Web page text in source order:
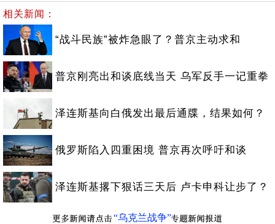
相关新闻：
“战斗民族”被炸急眼了？普京主动求和
普京刚亮出和谈底线当天 乌军反手一记重拳
泽连斯基向白俄发出最后通牒，结果如何？
俄罗斯陷入四重困境 普京再次呼吁和谈
泽连斯基撂下狠话三天后 卢卡申科让步了？
“乌克兰战争”